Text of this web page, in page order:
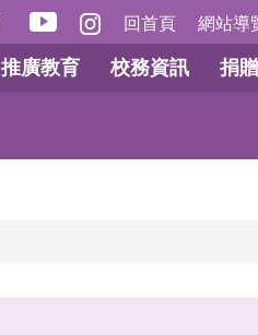
回首頁 網站導
推廣教育 校務資訊 捐